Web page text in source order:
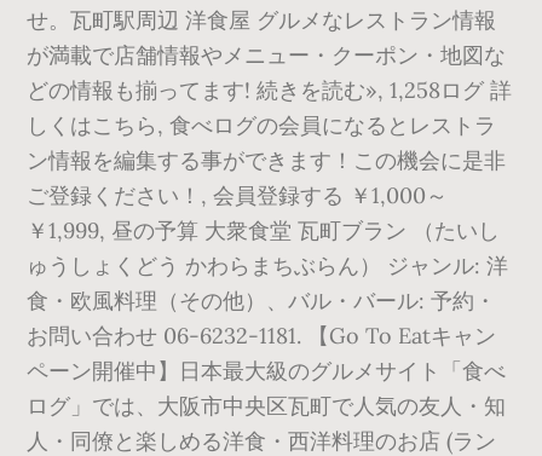
せ。瓦町駅周辺 洋食屋 グルメなレストラン情報
が満載で店舗情報やメニュー・クーポン・地図な
どの情報も揃ってます! 続きを読む», 1,258ログ 詳
しくはこちら, 食べログの会員になるとレストラ
ン情報を編集する事ができます！この機会に是非
ご登録ください！, 会員登録する ￥1,000～
￥1,999, 昼の予算 大衆食堂 瓦町ブラン （たいし
ゅうしょくどう かわらまちぶらん） ジャンル: 洋
食・欧風料理（その他）、バル・バール: 予約・
お問い合わせ 06-6232-1181. 【Go To Eatキャン
ペーン開催中】日本最大級のグルメサイト「食べ
ログ」では、大阪市中央区瓦町で人気の友人・知
人・同僚と楽しめる洋食・西洋料理のお店 (ラン